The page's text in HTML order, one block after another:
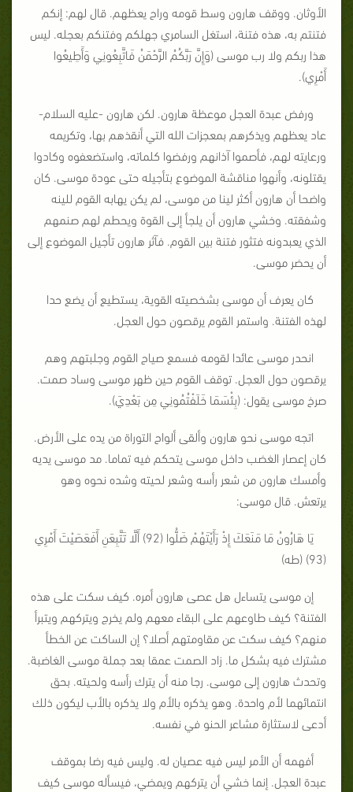
الأوثان. ووقف هارون وسط قومه وراح يعظهم. قال لهم: إنكم
فتنتم به، هذه فتنة، استغل السامري جهلكم وفتنكم بعجله. ليس
هذا ربكم ولا رب موسى (وَإِنَّ رَبَّكُمُ الرَّحْمَنُ فَاتَّبِعُونِي وَأَطِيعُوا
أَمْرِي).
ورفض عبدة العجل موعظة هارون. لكن هارون -عليه السلام-
عاد يعظهم ويذكرهم بمعجزات الله التي أنقذهم بها، وتكريمه
ورعايته لهم، فأصموا آذانهم ورفضوا كلماته، واستضعفوه وكادوا
يقتلونه، وأنهوا مناقشة الموضوع بتأجيله حتى عودة موسى. كان
واضحا أن هارون أكثر لينا من موسى، لم يكن يهابه القوم للينه
وشفقته. وخشي هارون أن يلجأ إلى القوة ويحطم لهم صنمهم
الذي يعبدونه فتثور فتنة بين القوم. فآثر هارون تأجيل الموضوع إلى
أن يحضر موسى.
كان يعرف أن موسى بشخصيته القوية، يستطيع أن يضع حدا
لهذه الفتنة. واستمر القوم يرقصون حول العجل.
انحدر موسى عائدا لقومه فسمع صياح القوم وجلبتهم وهم
يرقصون حول العجل. توقف القوم حين ظهر موسى وساد صمت.
صرخ موسى يقول: (بِئْسَمَا خَلَفْتُمُونِي مِن بَعْدِيَ).
اتجه موسى نحو هارون وألقى ألواح التوراة من يده على الأرض.
كان إعصار الغضب داخل موسى يتحكم فيه تماما. مد موسى يديه
وأمسك هارون من شعر رأسه وشعر لحيته وشده نحوه وهو
يرتعش. قال موسى:
يَا هَارُونُ مَا مَنَعَكَ إِذْ رَأَيْتَهُمْ ضَلُّوا (92) أَلَّا تَتَّبِعَنِ أَفَعَصَيْتَ أَمْرِي
(93) (طه)
إن موسى يتساءل هل عصى هارون أمره. كيف سكت على هذه
الفتنة؟ كيف طاوعهم على البقاء معهم ولم يخرج ويتركهم ويتبرأ
منهم؟ كيف سكت عن مقاومتهم أصلا؟ إن الساكت عن الخطأ
مشترك فيه بشكل ما. زاد الصمت عمقا بعد جملة موسى الغاضبة.
وتحدث هارون إلى موسى. رجا منه أن يترك رأسه ولحيته. بحق
انتمائهما لأم واحدة. وهو يذكره بالأم ولا يذكره بالأب ليكون ذلك
أدعى لاستثارة مشاعر الحنو في نفسه.
أفهمه أن الأمر ليس فيه عصيان له. وليس فيه رضا بموقف
عبدة العجل. إنما خشي أن يتركهم ويمضي، فيسأله موسى كيف